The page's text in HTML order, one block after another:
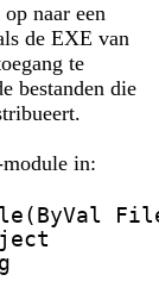
naar een
de EXE van
te
bestanden die
in:
( ByVal